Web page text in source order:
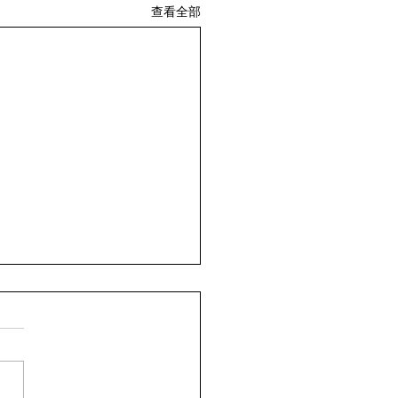
查看全部
啞巴 二、 大學新生報